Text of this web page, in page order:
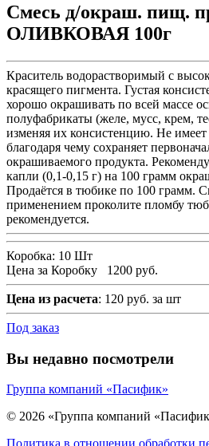
Смесь д/окраш. пищ.
ОЛИВКОВАЯ 100г
Краситель водорастворимый с
красящего пигмента. Густая
хорошо окрашивать по всей массе
полуфабрикаты (желе, мусс, крем,
изменяя их консистенцию. Не имеет
благодаря чему сохраняет
окрашиваемого продукта.
капли (0,1-0,15 г) на 100 грамм
Продаётся в тюбике по 100 грамм.
применением проколите пломбу
рекомендуется.
Коробка: 10 Шт
Цена за Коробку
1200 руб.
Цена из расчета: 120 руб. за шт
Под заказ
Вы недавно посмотрели
Группа компаний «Пасифик»
© 2026 «Группа компаний